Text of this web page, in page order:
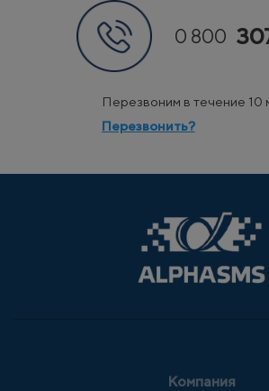
0 800
Перезвоним в течение 10
Перезвонить?
Компания